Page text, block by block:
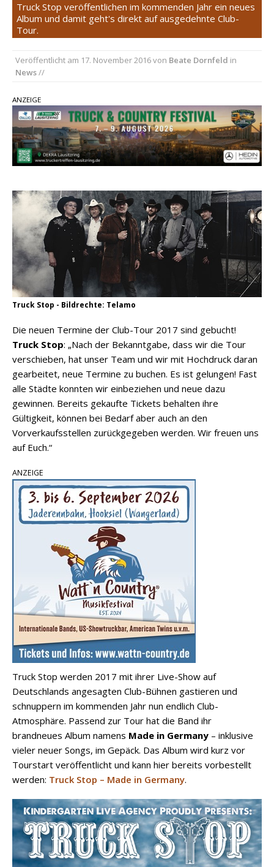
Kacey Musgraves entführt Fans mit neuem
aller Zeiten
Truck Stop veröffentlichen im kommenden Jahr ein neues
Album und damit geht's direkt auf ausgedehnte Club-
Tour.
Veröffentlicht am 17. November 2016von Beate Dornfeld in
News//
ANZEIGE
Truck Stop - Bildrechte: Telamo
Die neuen Termine der Club-Tour 2017 sind gebucht!
Truck Stop: „Nach der Bekanntgabe, dass wir die Tour
verschieben, hat unser Team und wir mit Hochdruck daran
gearbeitet, neue Termine zu buchen. Es ist gelungen! Fast
alle Städte konnten wir einbeziehen und neue dazu
gewinnen. Bereits gekaufte Tickets behalten ihre
Gültigkeit, können bei Bedarf aber auch an den
Vorverkaufsstellen zurückgegeben werden. Wir freuen uns
auf Euch.“
ANZEIGE
Truck Stop werden 2017 mit ihrer Live-Show auf
Deutschlands angesagten Club-Bühnen gastieren und
schnuppern im kommenden Jahr nun endlich Club-
Atmosphäre. Passend zur Tour hat die Band ihr
brandneues Album namens Made in Germany – inklusive
vieler neuer Songs, im Gepäck. Das Album wird kurz vor
Tourstart veröffentlicht und kann hier bereits vorbestellt
werden: Truck Stop – Made in Germany.